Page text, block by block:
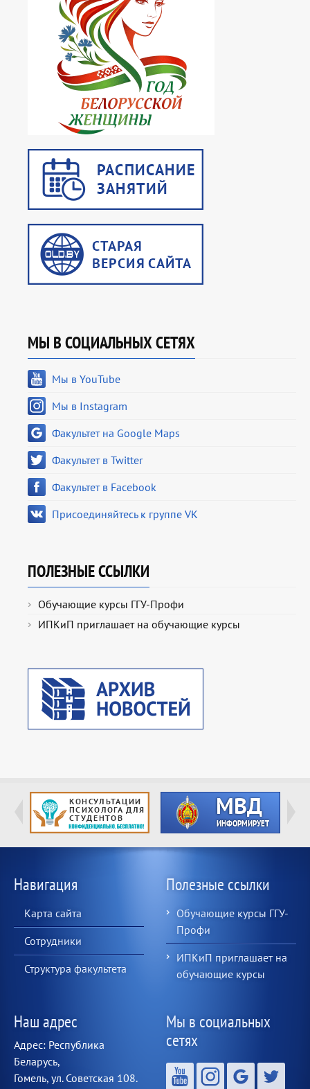
МЫ В СОЦИАЛЬНЫХ СЕТЯХ
Мы в YouTube
Мы в Instagram
Факультет на Google Maps
Факультет в Twitter
Факультет в Facebook
Присоединяйтесь к группе VK
ПОЛЕЗНЫЕ ССЫЛКИ
Обучающие курсы ГГУ-Профи
ИПКиП приглашает на обучающие курсы
Навигация
Карта сайта
Сотрудники
Структура факультета
Полезные ссылки
Обучающие курсы ГГУ-
Профи
ИПКиП приглашает на
обучающие курсы
Наш адрес
Адрес: Республика
Беларусь,
Гомель, ул. Советская 108.
Мы в социальных
сетях